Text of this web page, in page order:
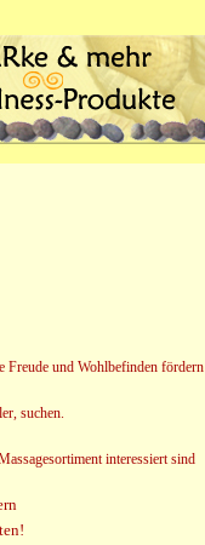
Freude und Wohlbefinden fördern
suchen.
interessiert sind